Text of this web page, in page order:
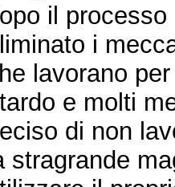
il
i
lavorano
e molti
di non
stragrande